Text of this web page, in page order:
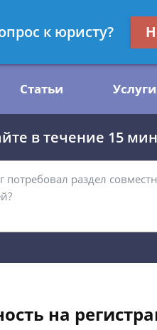
Статьи Услуги
в течение 15
на
к юристу?